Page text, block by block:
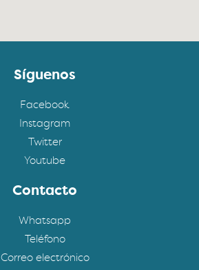
Síguenos
Facebook
Instagram
Twitter
Youtube
Contacto
Whatsapp
Teléfono
Correo electrónico